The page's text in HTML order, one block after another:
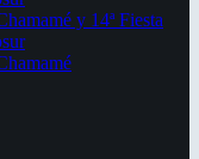
y 14ª Fiesta